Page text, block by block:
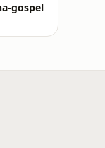
gospel